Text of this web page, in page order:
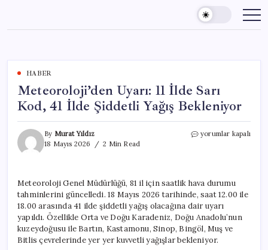
content
HABER
Meteoroloji’den Uyarı: 11 İlde Sarı
Kod, 41 İlde Şiddetli Yağış Bekleniyor
By Murat Yıldız
18 Mayıs 2026
2 Min Read
Meteoroloji’den
Kod,
41
İlde
Şiddetli
Yağış
Bekleniyor
için
yorumlar kapalı
Meteoroloji Genel Müdürlüğü, 81 il için saatlik hava durumu
tahminlerini güncelledi. 18 Mayıs 2026 tarihinde, saat 12.00 ile
18.00 arasında 41 ilde şiddetli yağış olacağına dair uyarı
yapıldı. Özellikle Orta ve Doğu Karadeniz, Doğu Anadolu’nun
kuzeydoğusu ile Bartın, Kastamonu, Sinop, Bingöl, Muş ve
Bitlis çevrelerinde yer yer kuvvetli yağışlar bekleniyor.